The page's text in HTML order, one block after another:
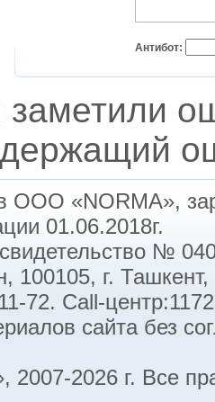
Антибот:
ООО «NORMA»,
01.06.2018г.
№
100105, г.
72. Call-
сайта без
2026 г. Все